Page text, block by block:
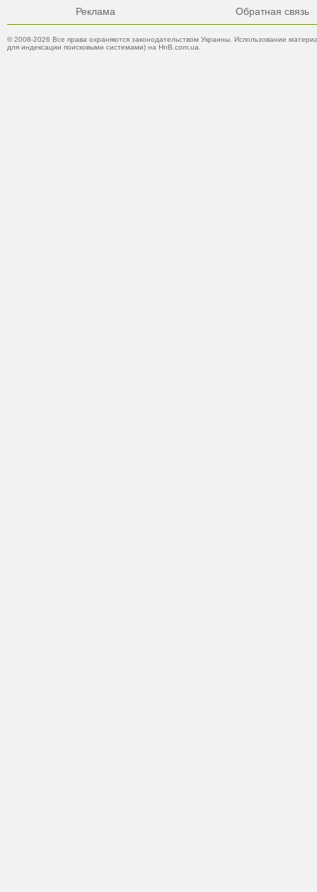
Реклама Обратная связь
© 2008-2026 Все права охраняются законодательством Украины. Использование
для индексации поисковыми системами) на HnB.com.ua.